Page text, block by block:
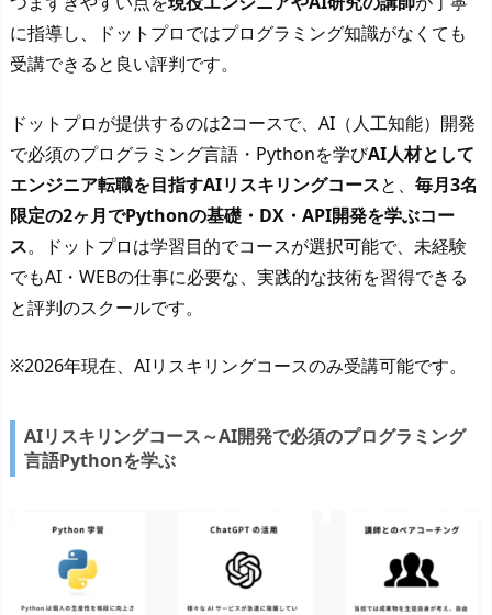
に指導し、ドットプロではプログラミング知識がなくても
受講できると良い評判です。
ドットプロが提供するのは2コースで、AI（人工知能）開発
で必須のプログラミング言語・Pythonを学びAI人材として
エンジニア転職を目指すAIリスキリングコースと、 毎月3名
限定の2ヶ月でPythonの基礎・DX・API開発を学ぶコー
ス。ドットプロは学習目的でコースが選択可能で、未経験
でもAI・WEBの仕事に必要な、実践的な技術を習得できる
と評判のスクールです。
※2026年現在、AIリスキリングコースのみ受講可能です。
AIリスキリングコース～AI開発で必須のプログラミング
言語Pythonを学ぶ